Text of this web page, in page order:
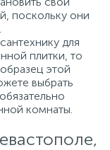
поскольку они
для
плитки, то
этой
выбрать
комнаты.